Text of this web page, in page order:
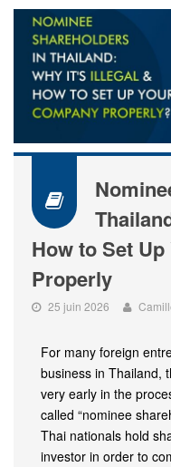
How to Set
Properly
25 juin 2026
For many foreign
business in Thailand,
very early in the
called “nominee
Thai nationals hold
investor in order to